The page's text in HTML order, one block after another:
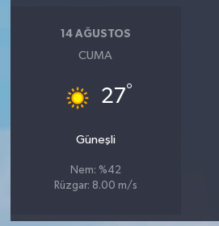
14 AĞUSTOS
CUMA
27°
Güneşli
Nem: %42
Rüzgar: 8.00 m/s